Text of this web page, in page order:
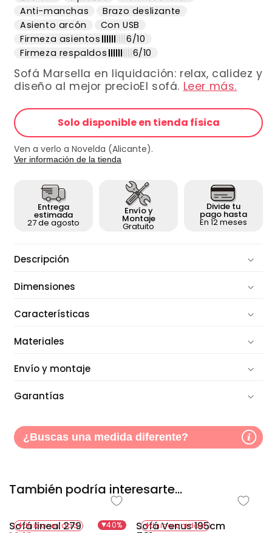
Anti-manchas
Brazo deslizante
Asiento arcón
Con USB
Firmeza asientos
6/10
Firmeza respaldos
6/10
Sofá Marsella en liquidación: relax, calidez y
diseño al mejor precioEl sofá. Leer más.
Solo disponible en tienda física
Ven a verlo a Novelda (Alicante).
Ver información de la tienda
Entrega
estimada
27 de agosto
Envío y
Montaje
Gratuito
Divide tu
pago hasta
En 12 meses
Descripción
Dimensiones
Características
Materiales
Envío y montaje
Garantías
¿Buscas una medida diferente?
También podría interesarte...
Única unidad 40%
Sofá lineal 279 Única unidad
Sofá Venus 195cm